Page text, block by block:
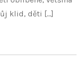
klid, děti […]